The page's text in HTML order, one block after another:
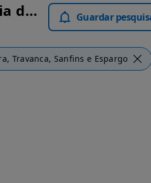
Land Rover Freelander Santa Maria da Feira, Travanca, Sanfins e Espargo - Carros Guardar
Travanca, Sanfins e Espargo